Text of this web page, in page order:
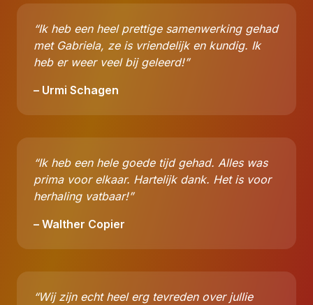
“Ik heb een heel prettige samenwerking gehad
met Gabriela, ze is vriendelijk en kundig. Ik
heb er weer veel bij geleerd!”
– Urmi Schagen
“Ik heb een hele goede tijd gehad. Alles was
prima voor elkaar. Hartelijk dank. Het is voor
herhaling vatbaar!”
– Walther Copier
“Wij zijn echt heel erg tevreden over jullie